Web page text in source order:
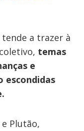
tende a trazer à
temas
e
escondidas
Plutão,